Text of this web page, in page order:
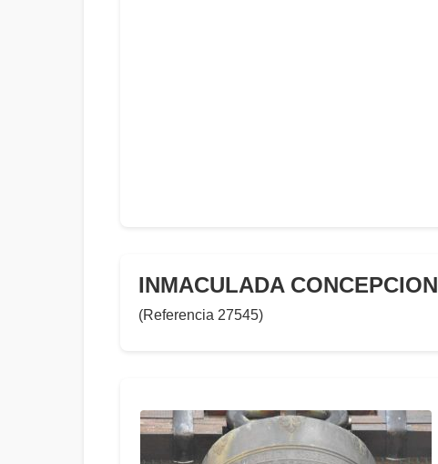
INMACULADA CONCEPCION
(Referencia 27545)